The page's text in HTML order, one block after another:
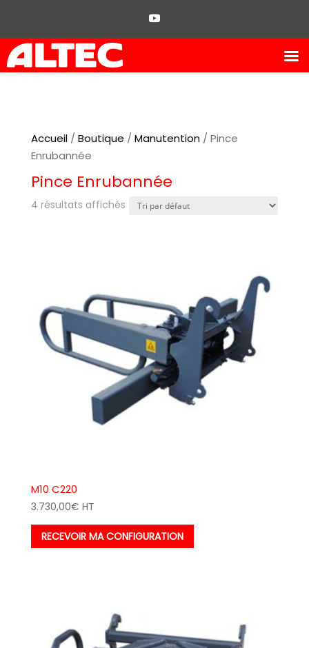
Accueil/ Boutique / Manutention/ Pince
Enrubannée
Pince Enrubannée
4 résultats affichés
M10 C220
3.730,00€ HT
RECEVOIR MA CONFIGURATION